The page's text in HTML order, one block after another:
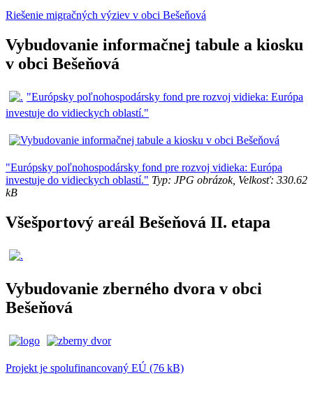
Riešenie migračných výziev v obci Bešeňová
Vybudovanie informačnej tabule a kiosku
v obci Bešeňová
"Európsky poľnohospodársky fond pre rozvoj vidieka: Európa
investuje do vidieckych oblastí."
"Európsky poľnohospodársky fond pre rozvoj vidieka: Európa
investuje do vidieckych oblastí." Typ: JPG obrázok, Velkosť: 330.62
kB
Všešportový areál Bešeňová II. etapa
Vybudovanie zberného dvora v obci
Bešeňová
Projekt je spolufinancovaný EÚ (76 kB)